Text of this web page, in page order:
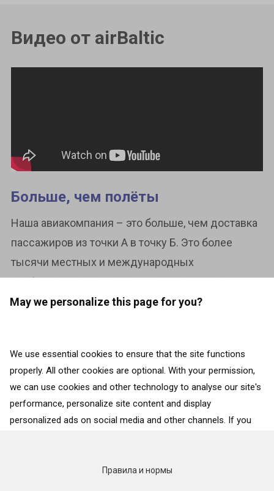
May we personalize this page for you?
We use essential cookies to ensure that the site functions
properly. All other cookies are optional. With your permission,
we can use cookies and other technology to analyse our site's
performance, personalize site content and display
personalized ads on social media and other channels. If you
interactions with the site, click on “Adjust selection”. To reject
Видео от airBaltic
Больше, чем полёты
Наша авиакомпания – это больше, чем доставка
пассажиров из точки А в точку Б. Это более
тысячи местных и международных
профессионалов. Более 400 специалистов в
области высоких технологий. Высокая
направления.
Правила и нормы